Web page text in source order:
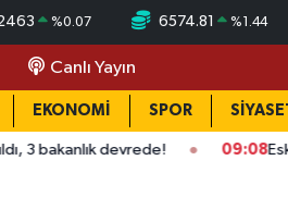
%0.07 6574.81 %1.44
Canlı Yayın
EKONOMİ SPOR
devrede! 09:08 Eskişehir'de